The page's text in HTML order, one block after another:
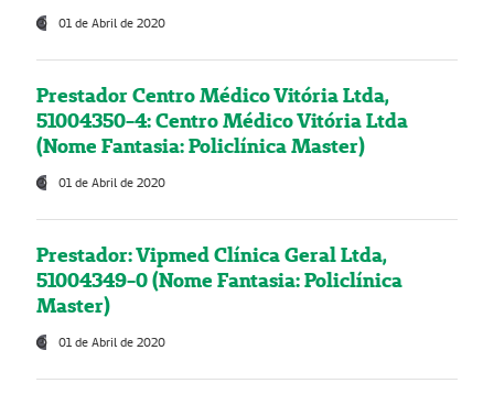
01 de Abril de 2020
Prestador Centro Médico Vitória Ltda,
51004350-4: Centro Médico Vitória Ltda
(Nome Fantasia: Policlínica Master)
01 de Abril de 2020
Prestador: Vipmed Clínica Geral Ltda,
51004349-0 (Nome Fantasia: Policlínica
Master)
01 de Abril de 2020